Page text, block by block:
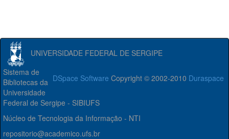
UNIVERSIDADE FEDERAL DE SERGIPE
DSpace Software Copyright © 2002-2010 Duraspace
Sistema de
Bibliotecas da
Universidade
Federal de Sergipe - SIBIUFS
Núcleo de Tecnologia da Informação - NTI
repositorio@academico.ufs.br